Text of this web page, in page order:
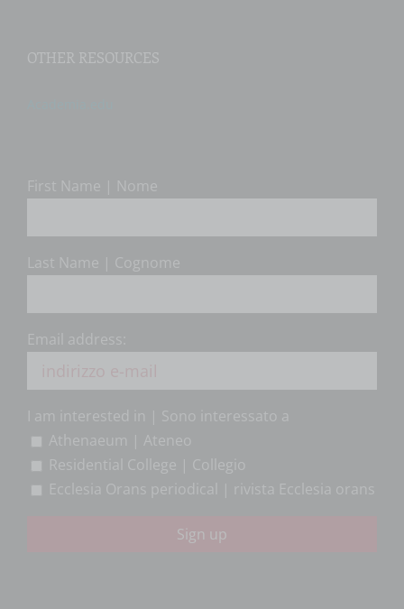
OTHER RESOURCES
First Name | Nome
Last Name | Cognome
Email address:
I am interested in | Sono interessato a
Athenaeum | Ateneo
Residential College | Collegio
Ecclesia Orans periodical | rivista Ecclesia orans